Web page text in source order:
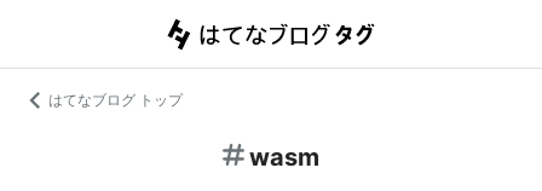
はてなブログ トップ
wasm